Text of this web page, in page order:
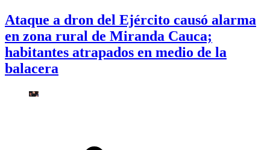
Ataque a dron del Ejército causó alarma
en zona rural de Miranda Cauca;
habitantes atrapados en medio de la
balacera